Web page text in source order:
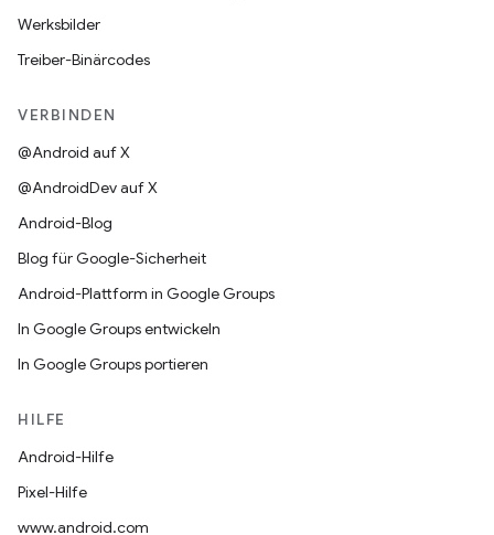
Werksbilder
Treiber-Binärcodes
VERBINDEN
@Android auf X
@AndroidDev auf X
Android-Blog
Blog für Google-Sicherheit
Android-Plattform in Google Groups
In Google Groups entwickeln
In Google Groups portieren
HILFE
Android-Hilfe
Pixel-Hilfe
www.android.com